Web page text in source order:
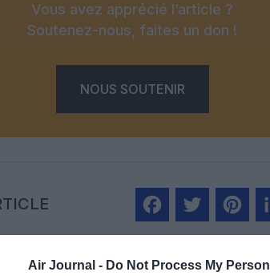
Air Journal - Do Not Process My
Vous avez apprécié l’article ?
Soutenez-nous, faites un don !
NOUS SOUTENIR
FacebookTwitterPinterest